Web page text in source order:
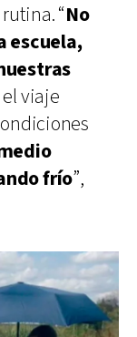
“No
escuela,
el viaje
frío”,